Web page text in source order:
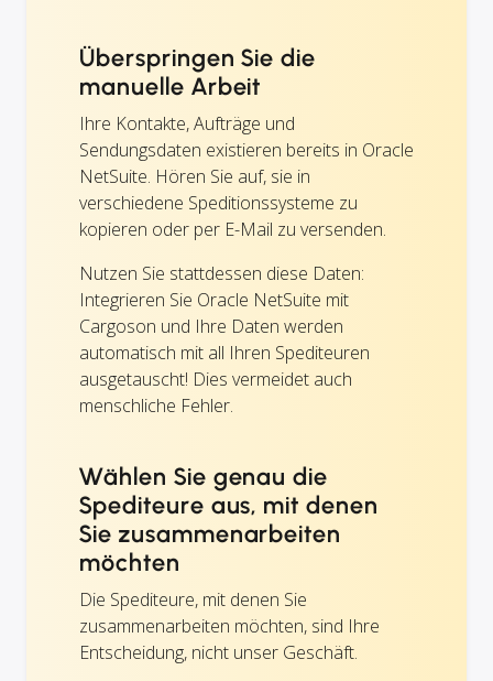
Überspringen Sie die
manuelle Arbeit
Ihre Kontakte, Aufträge und
Sendungsdaten existieren bereits in Oracle
NetSuite. Hören Sie auf, sie in
verschiedene Speditionssysteme zu
kopieren oder per E-Mail zu versenden.
Nutzen Sie stattdessen diese Daten:
Integrieren Sie Oracle NetSuite mit
Cargoson und Ihre Daten werden
automatisch mit all Ihren Spediteuren
ausgetauscht! Dies vermeidet auch
menschliche Fehler.
Wählen Sie genau die
Spediteure aus, mit denen
Sie zusammenarbeiten
möchten
Die Spediteure, mit denen Sie
zusammenarbeiten möchten, sind Ihre
Entscheidung, nicht unser Geschäft.